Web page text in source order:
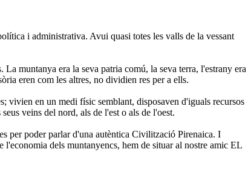
i administrativa. Avui quasi totes les valls de la vessant
muntanya era la seva patria comú, la seva terra, l'estrany era
eren com les altres, no dividien res per a ells.
vivien en un medi físic semblant, disposaven d'iguals recursos
veins del nord, als de l'est o als de l'oest.
per poder parlar d'una autèntica Civilització Pirenaica. I
dels muntanyencs, hem de situar al nostre amic EL